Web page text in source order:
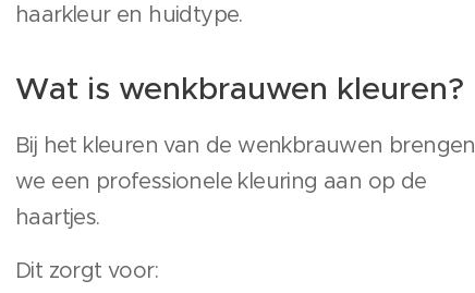
haarkleur en huidtype.
Wat is wenkbrauwen kleuren?
Bij het kleuren van de wenkbrauwen brengen
we een professionele kleuring aan op de
haartjes.
Dit zorgt voor: